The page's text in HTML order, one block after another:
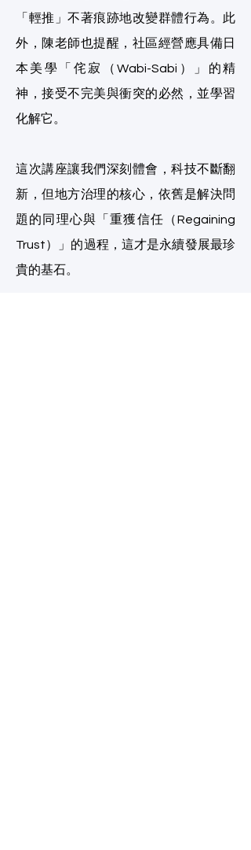
「輕推」不著痕跡地改變群體行為。此
外，陳老師也提醒，社區經營應具備日
本美學「侘寂（Wabi-Sabi）」的精
神，接受不完美與衝突的必然，並學習
化解它。
這次講座讓我們深刻體會，科技不斷翻
新，但地方治理的核心，依舊是解決問
題的同理心與「重獲信任（Regaining
Trust）」的過程，這才是永續發展最珍
貴的基石。